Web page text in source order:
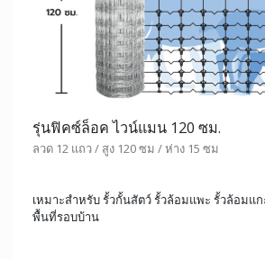
รุ่นฟิคซ์ล็อค ไวน์แมน 120 ซม.
ลวด 12 แถว / สูง 120 ซม / ห่าง 15 ซม
เหมาะสำหรับ รั้วกั้นสัตว์ รั้วล้อมแพะ รั้วล้อมแ
พื้นที่รอบบ้าน